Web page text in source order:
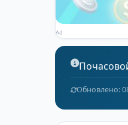
Ad
Обновлено: